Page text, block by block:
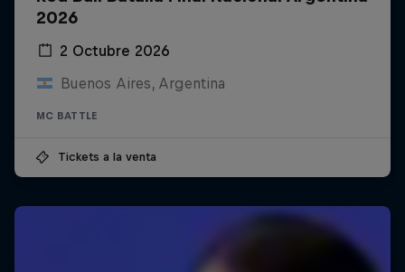
2026
2 Octubre 2026
Buenos Aires, Argentina
MC BATTLE
Tickets a la venta